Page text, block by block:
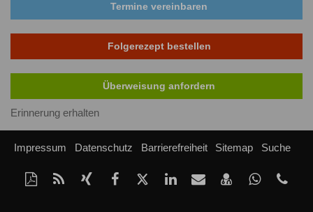
Termine vereinbaren
Folgerezept bestellen
Überweisung anfordern
Erinnerung erhalten
Impressum Datenschutz Barrierefreiheit Sitemap Suche
Diese
Seite
RSS-
Feed
Auf
Xing
Auf
Facebook
Auf
Twitter
LinkedIn
Per
Mail
vCard
speichern
Auf
Whatsapp